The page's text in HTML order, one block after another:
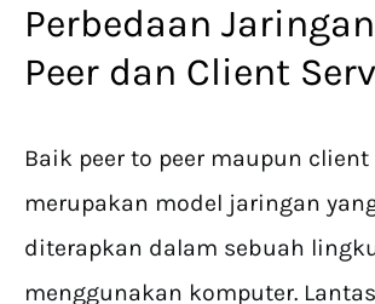
Perbedaan
Peer dan Client
Baik peer to peer maupun client
merupakan model jaringan
diterapkan dalam sebuah
menggunakan komputer.